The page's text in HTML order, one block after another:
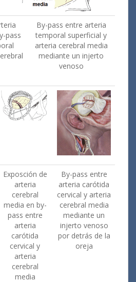
pass
By-pass entre arteria
temporal superficial y
arteria cerebral media
mediante un injerto
venoso
Exposción de
arteria
cerebral
media en by-
pass entre
arteria
carótida
cervical y
arteria
cerebral
media
By-pass entre
arteria carótida
cervical y arteria
cerebral media
mediante un
injerto venoso
por detrás de la
oreja